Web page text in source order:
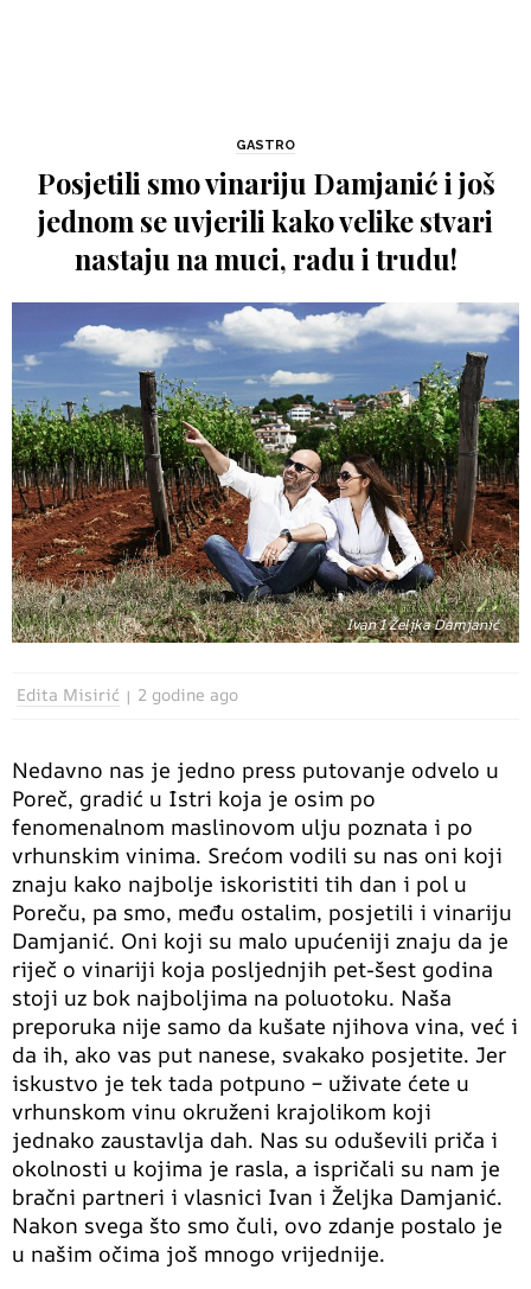
GASTRO
Posjetili smo vinariju Damjanić i još
jednom se uvjerili kako velike stvari
nastaju na muci, radu i trudu!
Ivan I Željka Damjanić
Edita Misirić 2 godine ago
Nedavno nas je jedno press putovanje odvelo u
Poreč, gradić u Istri koja je osim po
fenomenalnom maslinovom ulju poznata i po
vrhunskim vinima. Srećom vodili su nas oni koji
znaju kako najbolje iskoristiti tih dan i pol u
Poreču, pa smo, među ostalim, posjetili i vinariju
Damjanić. Oni koji su malo upućeniji znaju da je
riječ o vinariji koja posljednjih pet-šest godina
stoji uz bok najboljima na poluotoku. Naša
preporuka nije samo da kušate njihova vina, već i
da ih, ako vas put nanese, svakako posjetite. Jer
iskustvo je tek tada potpuno – uživate ćete u
vrhunskom vinu okruženi krajolikom koji
jednako zaustavlja dah. Nas su oduševili priča i
okolnosti u kojima je rasla, a ispričali su nam je
bračni partneri i vlasnici Ivan i Željka Damjanić.
Nakon svega što smo čuli, ovo zdanje postalo je
u našim očima još mnogo vrijednije.